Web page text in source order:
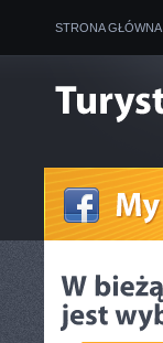
STRONA GŁÓWNA